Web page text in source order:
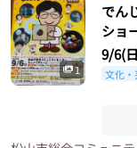
1
でん
ショ
9/6(
文化・